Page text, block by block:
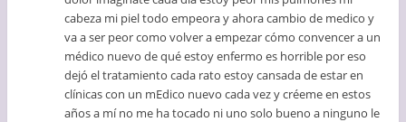
cabeza mi piel todo empeora y ahora cambio de medico y
va a ser peor como volver a empezar cómo convencer a un
médico nuevo de qué estoy enfermo es horrible por eso
dejó el tratamiento cada rato estoy cansada de estar en
clínicas con un mEdico nuevo cada vez y créeme en estos
años a mí no me ha tocado ni uno solo bueno a ninguno le